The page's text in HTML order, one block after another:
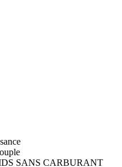
SANS CARBURANT